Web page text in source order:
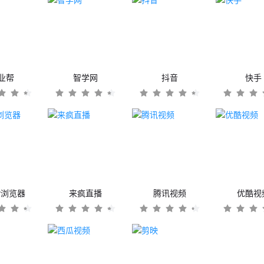
帮 智学网 抖音 快手
览器 来疯直播 腾讯视频 优酷视